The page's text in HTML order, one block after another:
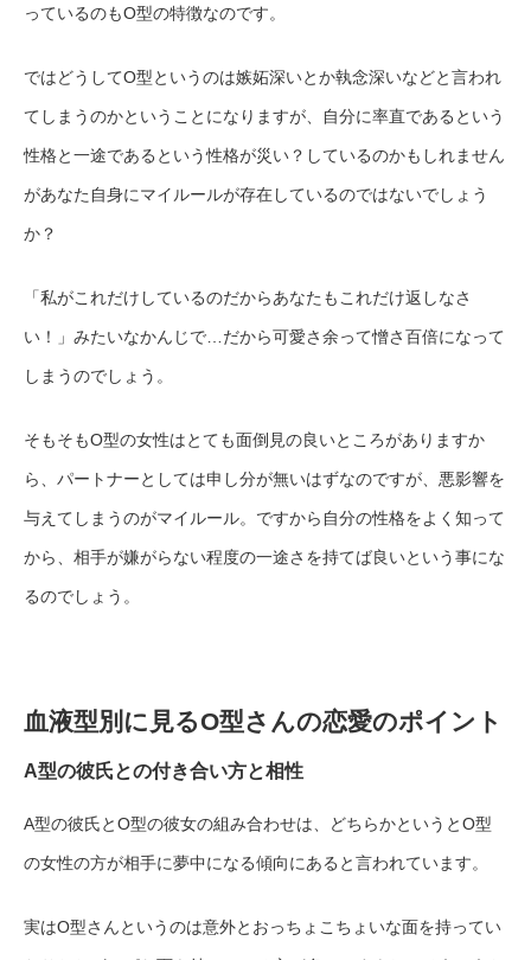
っているのもO型の特徴なのです。
ではどうしてO型というのは嫉妬深いとか執念深いなどと言われ
てしまうのかということになりますが、自分に率直であるという
性格と一途であるという性格が災い？しているのかもしれません
があなた自身にマイルールが存在しているのではないでしょう
か？
「私がこれだけしているのだからあなたもこれだけ返しなさ
い！」みたいなかんじで…だから可愛さ余って憎さ百倍になって
しまうのでしょう。
そもそもO型の女性はとても面倒見の良いところがありますか
ら、パートナーとしては申し分が無いはずなのですが、悪影響を
与えてしまうのがマイルール。ですから自分の性格をよく知って
から、相手が嫌がらない程度の一途さを持てば良いという事にな
るのでしょう。
血液型別に見るO型さんの恋愛のポイント
A型の彼氏との付き合い方と相性
A型の彼氏とO型の彼女の組み合わせは、どちらかというとO型
の女性の方が相手に夢中になる傾向にあると言われています。
実はO型さんというのは意外とおっちょこちょいな面を持ってい